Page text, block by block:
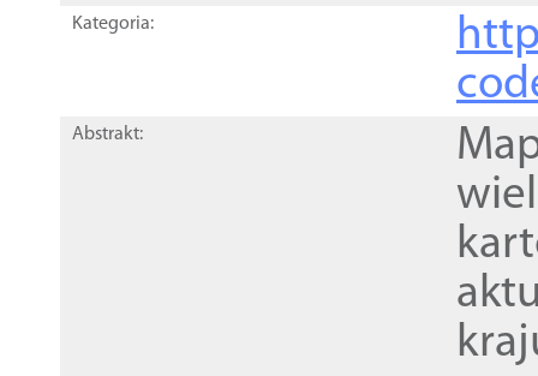
Kategoria:
Abstrakt: